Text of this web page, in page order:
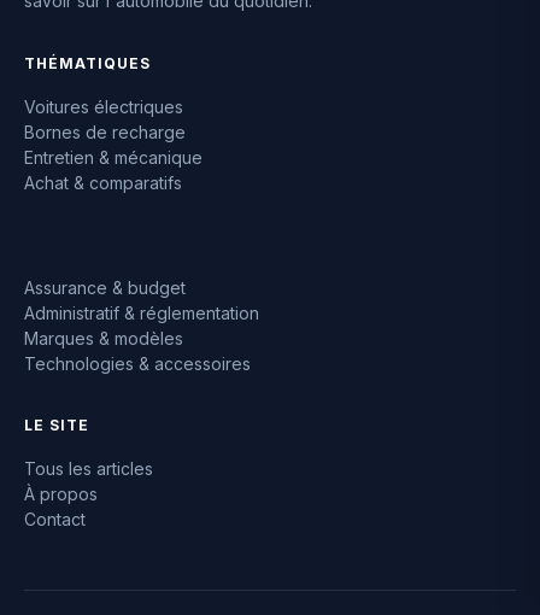
THÉMATIQUES
Voitures électriques
Bornes de recharge
Entretien & mécanique
Achat & comparatifs
Assurance & budget
Administratif & réglementation
Marques & modèles
Technologies & accessoires
LE SITE
Tous les articles
À propos
Contact